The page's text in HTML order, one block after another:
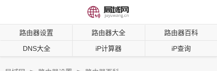
路由器设置 路由器大全 路由器百科
DNS大全 iP计算器 iP查询